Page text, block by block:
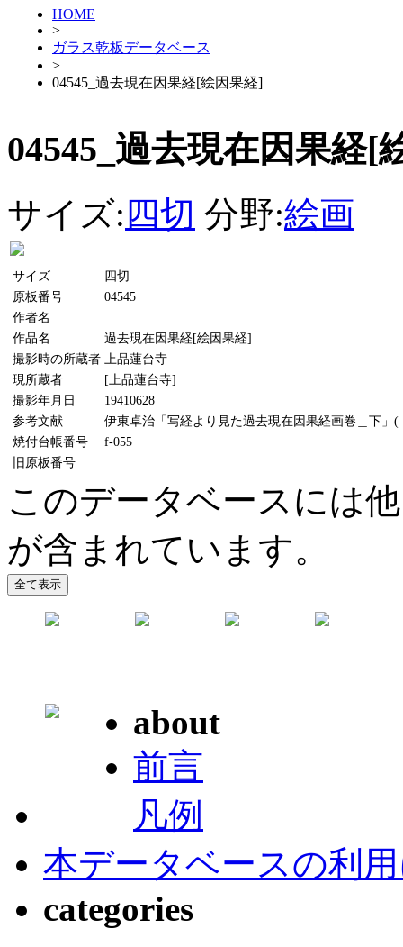
HOME
>
ガラス乾板データベース
>
04545_過去現在因果経[絵因果経]
04545_過去現在因果経[
サイズ: 四切 分野:絵画
サイズ
四切
原板番号
04545
作者名
作品名
過去現在因果経[絵因果経]
撮影時の所蔵者 上品蓮台寺
現所蔵者
[上品蓮台寺]
撮影年月日
19410628
参考文献
伊東卓治「写経より見た過去現在因果経画巻＿下」(
焼付台帳番号
f-055
旧原板番号
このデータベースには
が含まれています。
about
前言
凡例
本データベースの利
categories